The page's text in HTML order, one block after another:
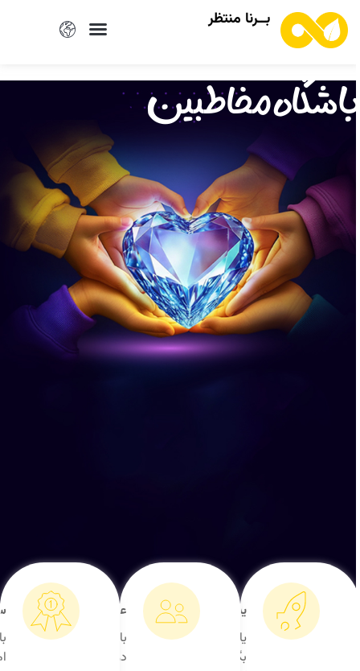
بــرنا منتظر
مخاطبین
کشف و
یادگیری
یاد
دوستی و
عضویت
با
جایزه و
سرگرمی
بازی،